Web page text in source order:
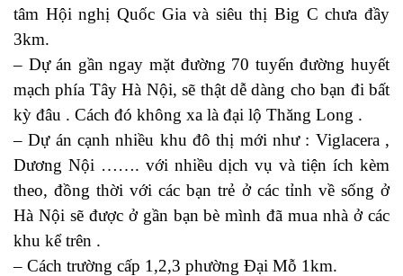
tâm Hội nghị Quốc Gia và siêu thị Big C chưa đầy
3km.
– Dự án gần ngay mặt đường 70 tuyến đường huyết
mạch phía Tây Hà Nội, sẽ thật dễ dàng cho bạn đi bất
kỳ đâu . Cách đó không xa là đại lộ Thăng Long .
– Dự án cạnh nhiều khu đô thị mới như : Viglacera ,
Dương Nội ……. với nhiều dịch vụ và tiện ích kèm
theo, đồng thời với các bạn trẻ ở các tỉnh về sống ở
Hà Nội sẽ được ở gần bạn bè mình đã mua nhà ở các
khu kể trên .
– Cách trường cấp 1,2,3 phường Đại Mỗ 1km.